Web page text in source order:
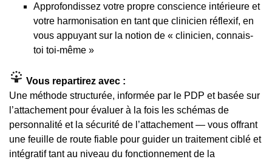
Approfondissez votre propre conscience intérieure et
votre harmonisation en tant que clinicien réflexif, en
vous appuyant sur la notion de « clinicien, connais-
toi toi-même »
Vous repartirez avec :
Une méthode structurée, informée par le PDP et basée sur
l’attachement pour évaluer à la fois les schémas de
personnalité et la sécurité de l’attachement — vous offrant
une feuille de route fiable pour guider un traitement ciblé et
intégratif tant au niveau du fonctionnement de la